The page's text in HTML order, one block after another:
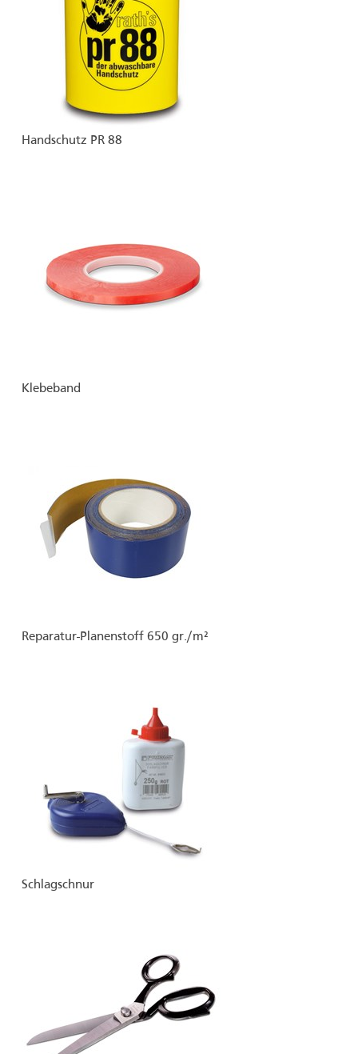
Handschutz PR 88
Klebeband
Reparatur-Planenstoff 650 gr./m²
Schlagschnur